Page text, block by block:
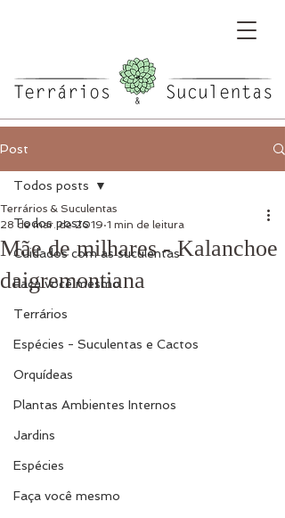
Post
Todos posts
Cuidados com as suculentas
Faça você mesmo
Terrários
Espécies - Suculentas e Cactos
Orquídeas
Plantas Ambientes Internos
Jardins
Espécies
Faça você mesmo
Todos posts
Mãe de milhares - Kalanchoe
daigremontiana
Terrários & Suculentas
28 de mar. de 2019 1 min de leitura